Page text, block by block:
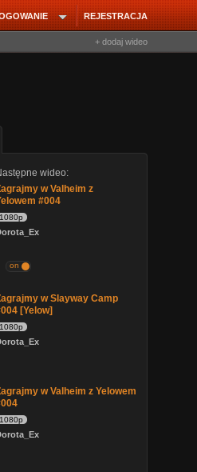
REJESTRACJA
+ dodaj wideo
wideo:
w Valheim z
#004
1080p
on
w Slayway Camp
[Yelow]
1080p
w Valheim z Yelowem
1080p